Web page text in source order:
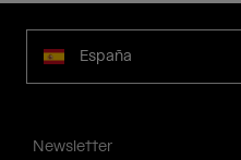
España
Newsletter